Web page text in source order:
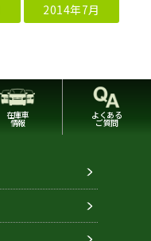
2014年7月
在庫車
情報
よくある
ご質問